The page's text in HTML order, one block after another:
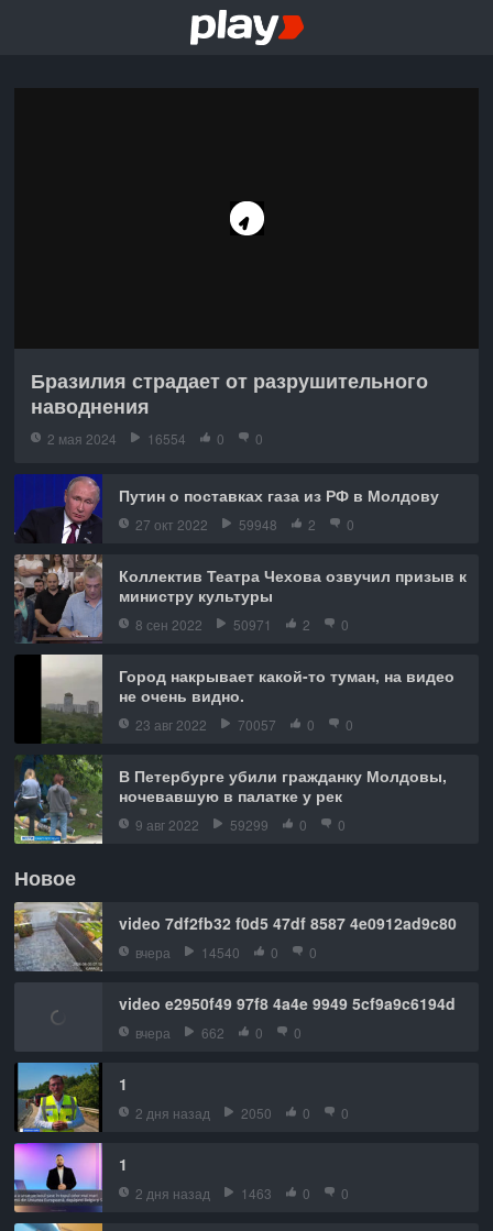
Бразилия страдает от разрушительного
наводнения
2 мая 2024 16554 0 0
Путин о поставках газа из РФ в Молдову
27 окт 2022 59948 2 0
Коллектив Театра Чехова озвучил призыв к
министру культуры
8 сен 2022 50971 2 0
Город накрывает какой-то туман, на видео
не очень видно.
23 авг 2022 70057 0 0
В Петербурге убили гражданку Молдовы,
ночевавшую в палатке у рек
9 авг 2022 59299 0 0
Новое
video 7df2fb32 f0d5 47df 8587 4e0912ad9c80
вчера 14540 0 0
video e2950f49 97f8 4a4e 9949 5cf9a9c6194d
вчера 662 0 0
1
2 дня назад 2050 0 0
1
2 дня назад 1463 0 0